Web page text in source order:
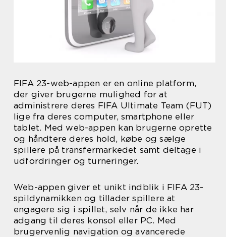
FIFA 23-web-appen er en online platform,
der giver brugerne mulighed for at
administrere deres FIFA Ultimate Team (FUT)
lige fra deres computer, smartphone eller
tablet. Med web-appen kan brugerne oprette
og håndtere deres hold, købe og sælge
spillere på transfermarkedet samt deltage i
udfordringer og turneringer.
Web-appen giver et unikt indblik i FIFA 23-
spildynamikken og tillader spillere at
engagere sig i spillet, selv når de ikke har
adgang til deres konsol eller PC. Med
brugervenlig navigation og avancerede